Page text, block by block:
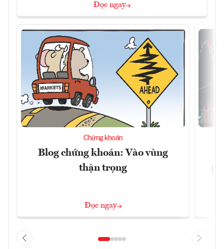
Đọc ngay
Chứng khoán
Blog chứng khoán: Vào vùng
thận trọng
Đọc ngay